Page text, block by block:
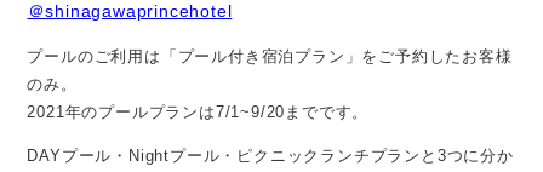
＠shinagawaprincehotel
プールのご利用は「プール付き宿泊プラン」をご予約したお客様
のみ。
2021年のプールプランは7/1~9/20までです。
DAYプール・Nightプール・ピクニックランチプランと3つに分か